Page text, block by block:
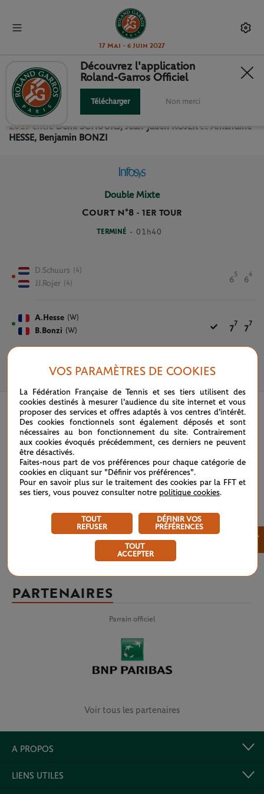
17 Mai - 6 Juin 2027
1ER TOUR DOUBLE MIXTE
Revivez le match du 1er Tour Double Mixte Roland Garros
2019 entre Demi SCHUURS, Jean-julien ROJER et Amandine
HESSE, Benjamin BONZI
Double Mixte
Court n°8 - 1ER TOUR
TERMINÉ - 01h40
D.Schuurs (4)
JJ.Rojer (4) 6
5
6
4
A.Hesse (W)
B.Bonzi (W) 7
7
7
7
30 MAI 2019
Découvrez l'application
Roland-Garros Officiel
Télécharger Non merci
PARTENAIRES
Parrain officiel
Voir tous les partenaires
A PROPOS
LIENS UTILES
VOS PARAMÈTRES DE COOKIES
La Fédération Française de Tennis et ses tiers utilisent des
cookies destinés à mesurer l'audience du site internet et vous
proposer des services et offres adaptés à vos centres d'intérêt.
Des cookies fonctionnels sont également déposés et sont
nécessaires au bon fonctionnement du site. Contrairement
aux cookies évoqués précédemment, ces derniers ne peuvent
être désactivés.
Faites-nous part de vos préférences pour chaque catégorie de
cookies en cliquant sur "Définir vos préférences".
Pour en savoir plus sur le traitement des cookies par la FFT et
ses tiers, vous pouvez consulter notre politique cookies.
TOUT
REFUSER
DÉFINIR VOS
PRÉFÉRENCES
TOUT
ACCEPTER